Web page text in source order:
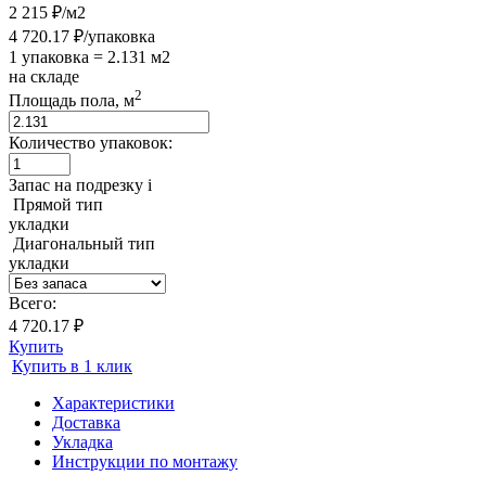
2 215 ₽/м2
4 720.17 ₽/упаковка
1 упаковка = 2.131 м2
на складе
Площадь пола, м2
Количество упаковок:
Запас на подрезку i
Прямой тип
укладки
Диагональный тип
укладки
Всего:
4 720.17 ₽
Купить
Купить в 1 клик
Характеристики
Доставка
Укладка
Инструкции по монтажу